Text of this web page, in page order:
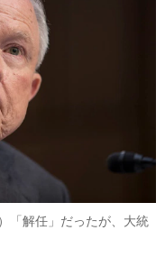
「解任」だったが、大統